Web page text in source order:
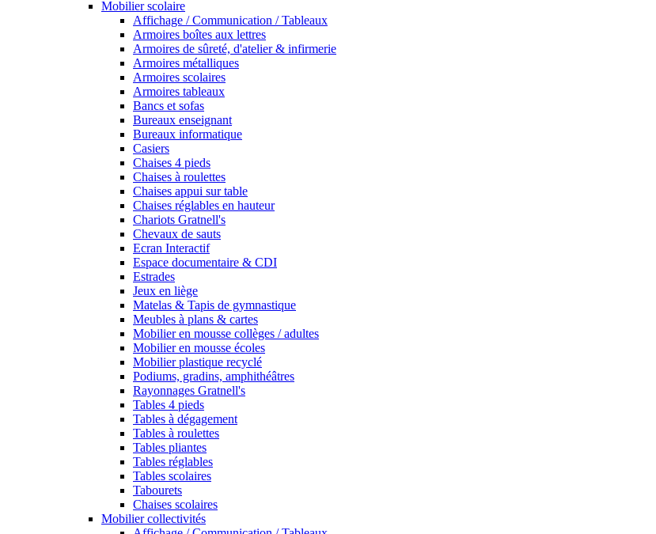
Mobilier scolaire
Affichage / Communication / Tableaux
Armoires boîtes aux lettres
Armoires de sûreté, d'atelier & infirmerie
Armoires métalliques
Armoires scolaires
Armoires tableaux
Bancs et sofas
Bureaux enseignant
Bureaux informatique
Casiers
Chaises 4 pieds
Chaises à roulettes
Chaises appui sur table
Chaises réglables en hauteur
Chariots Gratnell's
Chevaux de sauts
Ecran Interactif
Espace documentaire & CDI
Estrades
Jeux en liège
Matelas & Tapis de gymnastique
Meubles à plans & cartes
Mobilier en mousse collèges / adultes
Mobilier en mousse écoles
Mobilier plastique recyclé
Podiums, gradins, amphithéâtres
Rayonnages Gratnell's
Tables 4 pieds
Tables à dégagement
Tables à roulettes
Tables pliantes
Tables réglables
Tables scolaires
Tabourets
Chaises scolaires
Mobilier collectivités